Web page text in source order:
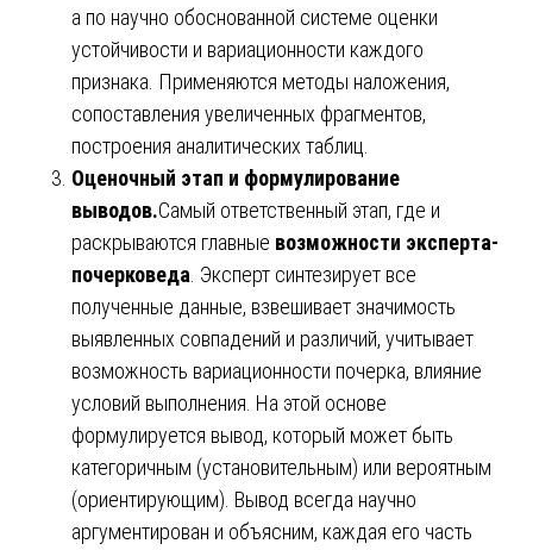
а по научно обоснованной системе оценки
устойчивости и вариационности каждого
признака. Применяются методы наложения,
сопоставления увеличенных фрагментов,
построения аналитических таблиц.
Оценочный этап и формулирование
выводов.Самый ответственный этап, где и
раскрываются главные возможности эксперта-
почерковеда. Эксперт синтезирует все
полученные данные, взвешивает значимость
выявленных совпадений и различий, учитывает
возможность вариационности почерка, влияние
условий выполнения. На этой основе
формулируется вывод, который может быть
категоричным (установительным) или вероятным
(ориентирующим). Вывод всегда научно
аргументирован и объясним, каждая его часть